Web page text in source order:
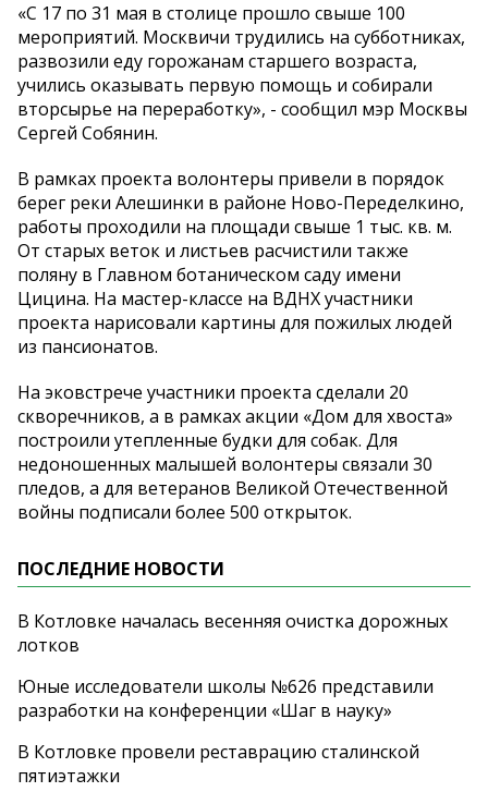
«С 17 по 31 мая в столице прошло свыше 100
мероприятий. Москвичи трудились на субботниках,
развозили еду горожанам старшего возраста,
учились оказывать первую помощь и собирали
вторсырье на переработку», - сообщил мэр Москвы
Сергей Собянин.
В рамках проекта волонтеры привели в порядок
берег реки Алешинки в районе Ново-Переделкино,
работы проходили на площади свыше 1 тыс. кв. м.
От старых веток и листьев расчистили также
поляну в Главном ботаническом саду имени
Цицина. На мастер-классе на ВДНХ участники
проекта нарисовали картины для пожилых людей
из пансионатов.
На эковстрече участники проекта сделали 20
скворечников, а в рамках акции «Дом для хвоста»
построили утепленные будки для собак. Для
недоношенных малышей волонтеры связали 30
пледов, а для ветеранов Великой Отечественной
войны подписали более 500 открыток.
ПОСЛЕДНИЕ НОВОСТИ
В Котловке началась весенняя очистка дорожных
лотков
Юные исследователи школы №626 представили
разработки на конференции «Шаг в науку»
В Котловке провели реставрацию сталинской
пятиэтажки